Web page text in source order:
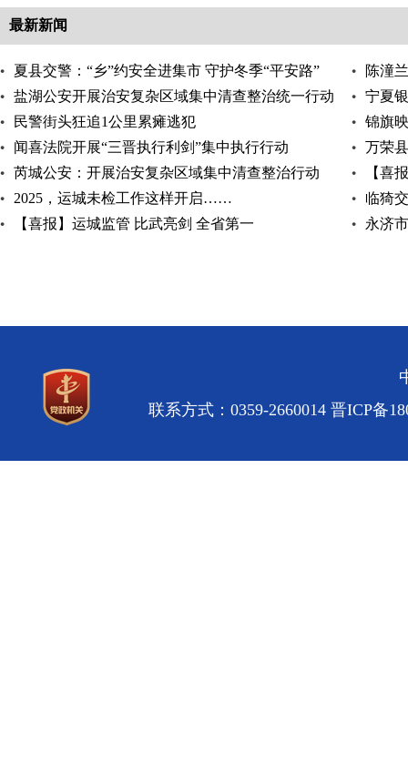
最新新闻
夏县交警：“乡”约安全进集市 守护冬季“平安路”
陈潼
盐湖公安开展治安复杂区域集中清查整治统一行动
宁夏
民警街头狂追1公里累瘫逃犯
锦旗
闻喜法院开展“三晋执行利剑”集中执行行动
万荣
芮城公安：开展治安复杂区域集中清查整治行动
【喜
型案例
2025，运城未检工作这样开启……
临猗
【喜报】运城监管 比武亮剑 全省第一
永济
联系方式：0359-2660014 晋ICP备